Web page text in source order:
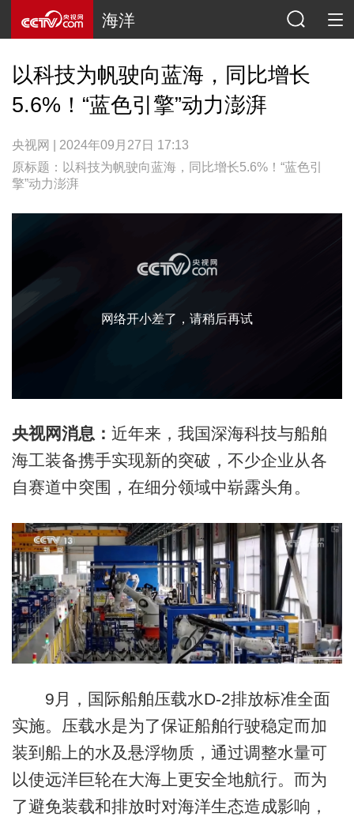
海洋
以科技为帆驶向蓝海，同比增长
5.6%！“蓝色引擎”动力澎湃
央视网 | 2024年09月27日 17:13
原标题：以科技为帆驶向蓝海，同比增长5.6%！“蓝色引
擎”动力澎湃
网络开小差了，请稍后再试
央视网消息： 近年来，我国深海科技与船舶
海工装备携手实现新的突破，不少企业从各
自赛道中突围，在细分领域中崭露头角。
9月，国际船舶压载水D-2排放标准全面
实施。压载水是为了保证船舶行驶稳定而加
装到船上的水及悬浮物质，通过调整水量可
以使远洋巨轮在大海上更安全地航行。而为
了避免装载和排放时对海洋生态造成影响，